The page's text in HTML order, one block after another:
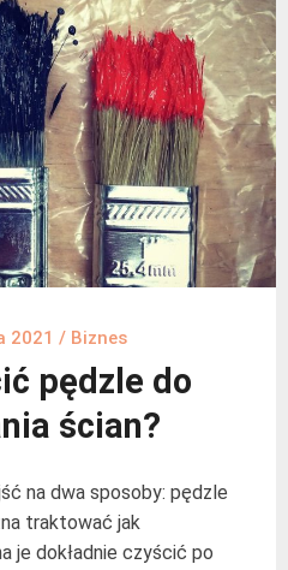
2021 / Biznes
pędzle do
ścian?
na dwa sposoby: pędzle
traktować jak
je dokładnie czyścić po